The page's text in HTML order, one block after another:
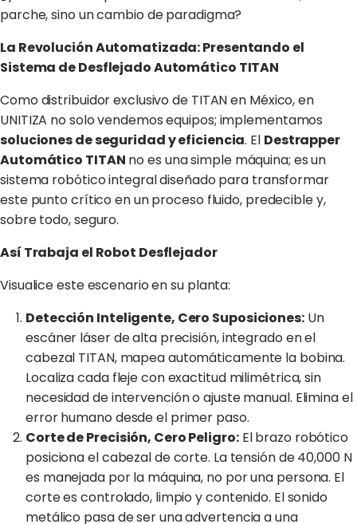
parche, sino un cambio de paradigma?
La Revolución Automatizada: Presentando el
Sistema de Desflejado Automático TITAN
Como distribuidor exclusivo de TITAN en México, en
UNITIZA no solo vendemos equipos; implementamos
soluciones de seguridad y eficiencia. El Destrapper
Automático TITAN no es una simple máquina; es un
sistema robótico integral diseñado para transformar
este punto crítico en un proceso fluido, predecible y,
sobre todo, seguro.
Así Trabaja el Robot Desflejador
Visualice este escenario en su planta:
Detección Inteligente, Cero Suposiciones:Un
escáner láser de alta precisión, integrado en el
cabezal TITAN, mapea automáticamente la bobina.
Localiza cada fleje con exactitud milimétrica, sin
necesidad de intervención o ajuste manual. Elimina el
error humano desde el primer paso.
Corte de Precisión, Cero Peligro:El brazo robótico
posiciona el cabezal de corte. La tensión de 40,000 N
es manejada por la máquina, no por una persona. El
corte es controlado, limpio y contenido. El sonido
metálico pasa de ser una advertencia a una